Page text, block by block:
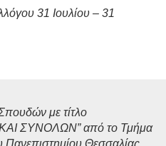
31 Ιουλίου – 31
με τίτλο
ΣΥΝΟΛΩΝ” από το Τμήμα
Θεσσαλίας,